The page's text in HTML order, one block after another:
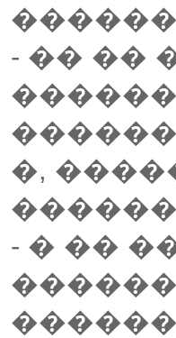
- �� ��
�,
- � ��